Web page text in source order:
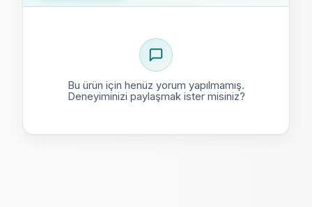
Bu ürün için henüz yorum yapılmamış.
Deneyiminizi paylaşmak ister misiniz?